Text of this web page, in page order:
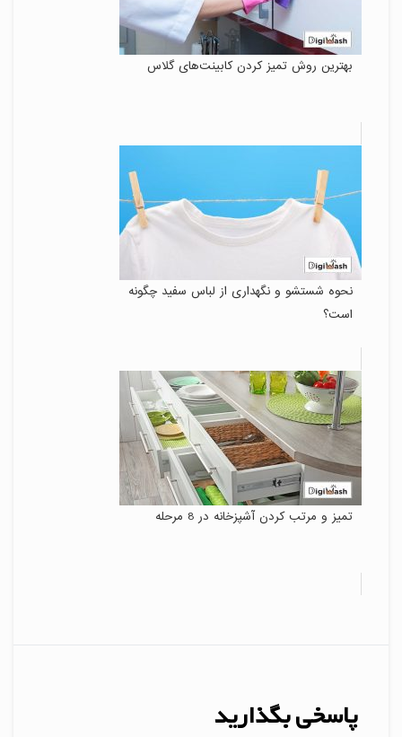
بهترین روش تمیز کردن کابینت‌های گلاس
نحوه شستشو و نگهداری از لباس سفید چگونه
است؟
تمیز و مرتب کردن آشپزخانه در 8 مرحله
پاسخی بگذارید